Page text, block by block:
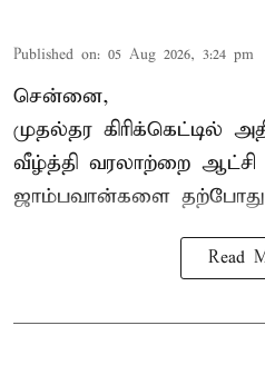
Published on: 05 Aug 2026, 3:24 pm
சென்னை,
முதல்தர கிரிக்கெட்டில்
வீழ்த்தி வரலாற்றை
ஜாம்பவான்களை
Read